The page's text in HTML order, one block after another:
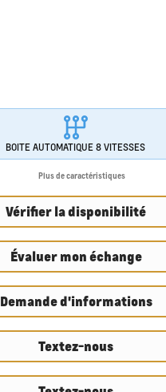
BOITE AUTOMATIQUE 8 VITESSES
Plus de caractéristiques
Vérifier la disponibilité
Évaluer mon échange
Demande d'informations
Textez-nous